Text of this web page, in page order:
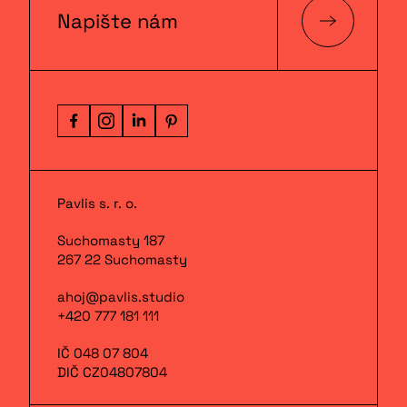
Pavlis s. r. o.
Suchomasty 187
267 22 Suchomasty
ahoj@pavlis.studio
+420 777 181 111
IČ 048 07 804
DIČ CZ04807804
Napište nám